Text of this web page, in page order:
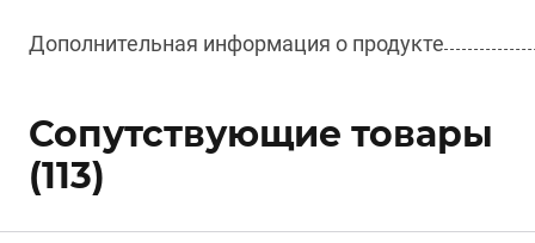
Дополнительная информация о продукте
Сопутствующие товары
(113)